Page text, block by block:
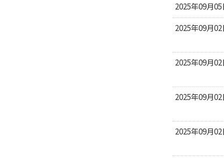
2025年09月
2025年09月
2025年09月
2025年09月
2025年09月